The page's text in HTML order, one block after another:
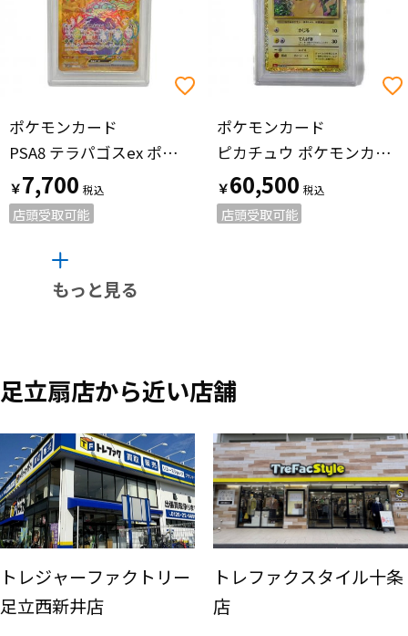
ポケモンカード
PSA8 テラパゴスex ポケモンカード UR スカーレット&バイオレット
￥7,700
店頭受取可能
ポケモンカード
ピカチュウ ポケモンカード 008/032 Classic
￥60,500
店頭受取可能
もっと見る
足立扇店から近い店舗
トレジャーファクトリー
足立西新井店
トレファクスタイル十条
店